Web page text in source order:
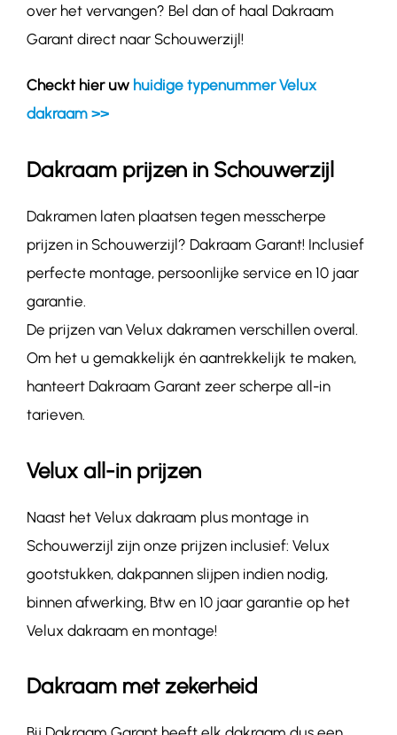
over het vervangen? Bel dan of haal Dakraam
Garant direct naar Schouwerzijl!
Checkt hier uw huidige typenummer Velux
dakraam >>
Dakraam prijzen in Schouwerzijl
Dakramen laten plaatsen tegen messcherpe
prijzen in Schouwerzijl? Dakraam Garant! Inclusief
perfecte montage, persoonlijke service en 10 jaar
garantie.
De prijzen van Velux dakramen verschillen overal.
Om het u gemakkelijk én aantrekkelijk te maken,
hanteert Dakraam Garant zeer scherpe all-in
tarieven.
Velux all-in prijzen
Naast het Velux dakraam plus montage in
Schouwerzijl zijn onze prijzen inclusief: Velux
gootstukken, dakpannen slijpen indien nodig,
binnen afwerking, Btw en 10 jaar garantie op het
Velux dakraam en montage!
Dakraam met zekerheid